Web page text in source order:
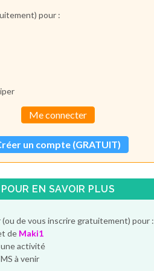
pour :
Me connecter
un compte (GRATUIT)
POUR EN SAVOIR PLUS
de vous inscrire gratuitement) pour :
de Maki1
activité
à venir